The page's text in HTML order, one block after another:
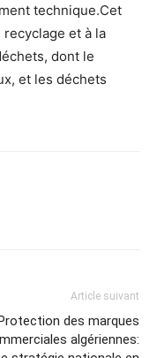
technique.Cet
et à la
dont le
et les déchets
Article suivant
des marques
algériennes: